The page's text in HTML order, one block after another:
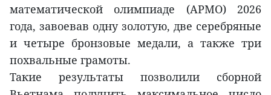
математической олимпиаде (APMO) 2026
года, завоевав одну золотую, две серебряные
и четыре бронзовые медали, а также три
похвальные грамоты.
Такие результаты позволили сборной